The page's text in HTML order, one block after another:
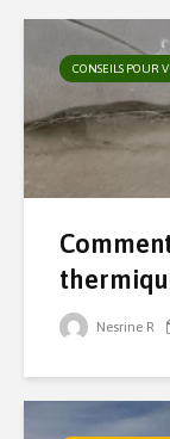
CONSEILS POUR
Nesrine R